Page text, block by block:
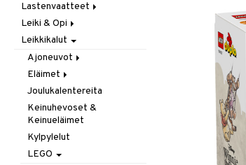
Askartelusetti
Helmet
Koulutarvikkeet
Muovailuvaha
Piirrä ja maalaa
Taikuus
Tarrat
Askartelukirjat
Maalauskirjat
Päiväkirjat
Lastenvaatteet
Alaosat
Leggingsit
Alusvaatteet & Sukat
Kengät
Mekot
Pientuotteet
Lippalakit &
Aurinkohatut
Uima-asut & UV-vaatteet
Vuodevaatteet
Yläosat
Hupparit ja colleget
Leiki & Opi
Opetuslelut
Oppimispelit
Soittimet
Testikitit
Leikkikalut
Ajoneuvot
Autoradat
Autot
Junat
Palokunta
Poliisi
Työajoneuvot
Eläimet
Fur Real
Hahmot
Littlest Pet Shop
Maatila
Schleich - Muinaisajan
Joulukalentereita
Keinuhevoset &
Keinueläimet
Kylpylelut
LEGO